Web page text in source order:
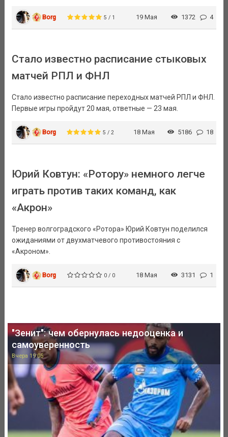
Borg 5 / 1 19 Мая 1372 4
Стало известно расписание стыковых
матчей РПЛ и ФНЛ
Стало известно расписание переходных матчей РПЛ и ФНЛ.
Первые игры пройдут 20 мая, ответные — 23 мая.
Borg 5 / 2 18 Мая 5186 18
Юрий Ковтун: «Ротору» немного легче
играть против таких команд, как
«Акрон»
Тренер волгоградского «Ротора» Юрий Ковтун поделился
ожиданиями от двухматчевого противостояния с
«Акроном».
Borg 0 / 0 18 Мая 3131 1
"Зенит": чем обернулась недооценка и
самоуверенность
Вчера 19:05